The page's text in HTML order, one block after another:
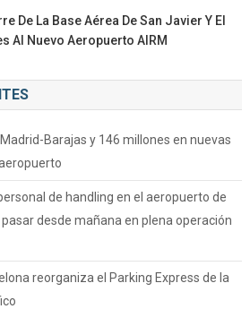
De La Base Aérea De San Javier Y El
Al Nuevo Aeropuerto AIRM
Barajas y 146 millones en nuevas
de handling en el aeropuerto de
desde mañana en plena operación
reorganiza el Parking Express de la